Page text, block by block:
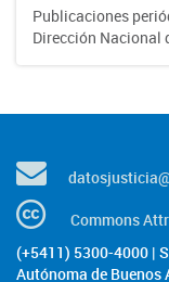
Publicaciones
Dirección Nacional
Commons
(+5411) 5300-4000 |
Autónoma de Buenos